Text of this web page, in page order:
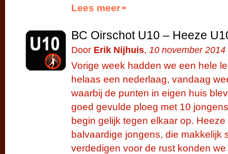
Lees meer
BC Oirschot U10 – Heeze
Door Erik Nijhuis, 10 november 2014
Vorige week hadden we een hele
helaas een nederlaag, vandaag
waarbij de punten in eigen huis
goed gevulde ploeg met 10
begin gelijk tegen elkaar op.
balvaardige jongens, die makkelijk
verdedigen voor de rust konden